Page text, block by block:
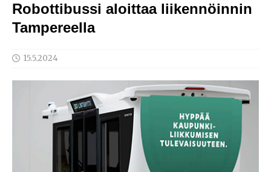
Robottibussi aloittaa liikennöinnin
Tampereella
15.5.2024